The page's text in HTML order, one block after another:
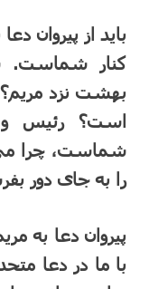
باید از پیروان
کنار شماست.
بهشت نزد
است؟ رئیس و
شماست، چرا می
را به جای دور
پیروان دعا به
با ما در دعا